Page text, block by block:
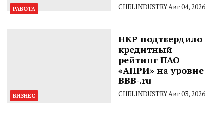
РАБОТА CHELINDUSTRYАвг 04, 2026
БИЗНЕС
НКР подтвердило
кредитный
рейтинг ПАО
«АПРИ» на уровне
BBB-.ru
CHELINDUSTRYАвг 03, 2026